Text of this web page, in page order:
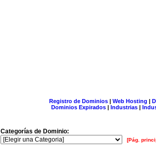
Registro de Dominios| Web Hosting |
Dominios Expirados | Industrias |
Categorías de Dominio:
[Pág.